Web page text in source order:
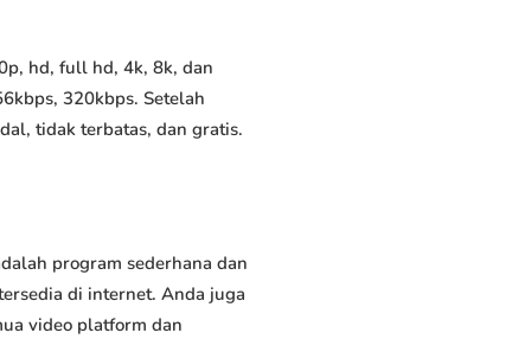
hd, full hd, 4k, 8k, dan
320kbps. Setelah
tidak terbatas, dan gratis.
program sederhana dan
di internet. Anda juga
video platform dan